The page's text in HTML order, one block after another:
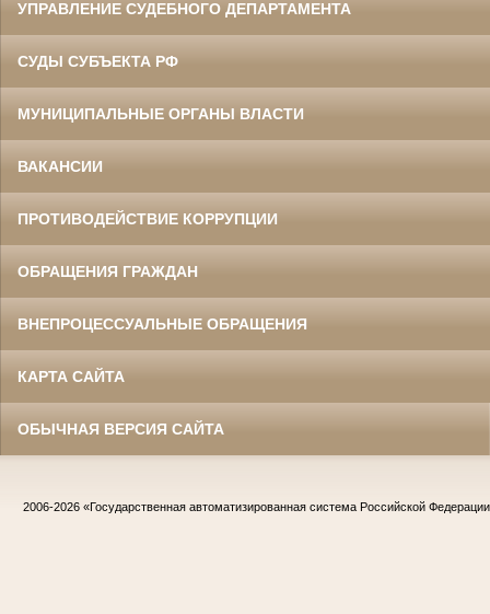
УПРАВЛЕНИЕ СУДЕБНОГО ДЕПАРТАМЕНТА
СУДЫ СУБЪЕКТА РФ
МУНИЦИПАЛЬНЫЕ ОРГАНЫ ВЛАСТИ
ВАКАНСИИ
ПРОТИВОДЕЙСТВИЕ КОРРУПЦИИ
ОБРАЩЕНИЯ ГРАЖДАН
ВНЕПРОЦЕССУАЛЬНЫЕ ОБРАЩЕНИЯ
КАРТА САЙТА
ОБЫЧНАЯ ВЕРСИЯ САЙТА
2006-2026 «Государственная автоматизированная система Российской